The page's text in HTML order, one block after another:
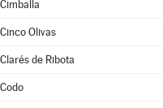
Cimballa
Cinco Olivas
Clarés de Ribota
Codo